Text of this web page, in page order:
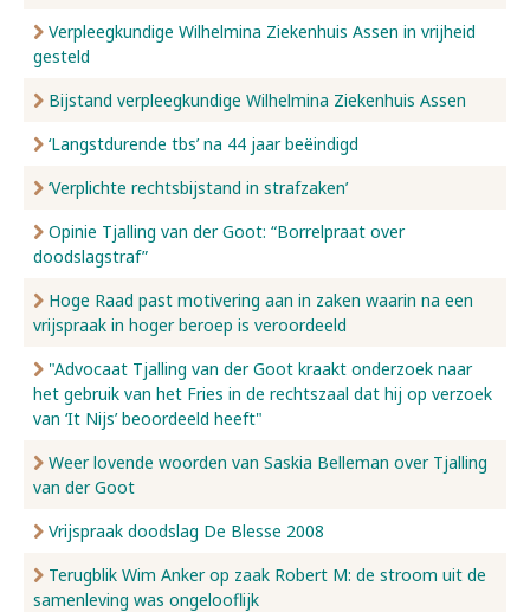
Verpleegkundige Wilhelmina Ziekenhuis Assen in vrijheid
gesteld
Bijstand verpleegkundige Wilhelmina Ziekenhuis Assen
‘Langstdurende tbs’ na 44 jaar beëindigd
‘Verplichte rechtsbijstand in strafzaken’
Opinie Tjalling van der Goot: “Borrelpraat over
doodslagstraf”
Hoge Raad past motivering aan in zaken waarin na een
vrijspraak in hoger beroep is veroordeeld
"Advocaat Tjalling van der Goot kraakt onderzoek naar
het gebruik van het Fries in de rechtszaal dat hij op verzoek
van ‘It Nijs’ beoordeeld heeft"
Weer lovende woorden van Saskia Belleman over Tjalling
van der Goot
Vrijspraak doodslag De Blesse 2008
Terugblik Wim Anker op zaak Robert M: de stroom uit de
samenleving was ongelooflijk